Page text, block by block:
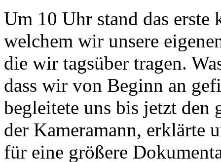
Um 10 Uhr stand das erste
welchem wir unsere
die wir tagsüber tragen.
dass wir von Beginn an
begleitete uns bis jetzt den
der Kameramann, erklärte
für eine größere